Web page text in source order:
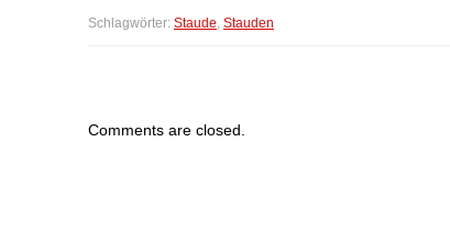
Schlagwörter: Staude, Stauden
Comments are closed.